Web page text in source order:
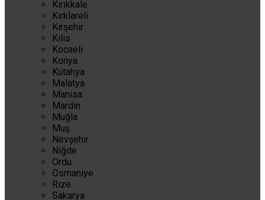
Kırıkkale
Kırklareli
Kırşehir
Kilis
Kocaeli
Konya
Kütahya
Malatya
Manisa
Mardin
Muğla
Muş
Nevşehir
Niğde
Ordu
Osmaniye
Rize
Sakarya